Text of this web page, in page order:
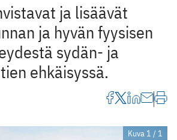
ja lisäävät
ja hyvän fyysisen
sydän- ja
ehkäisyssä.
Kuva 1 / 1